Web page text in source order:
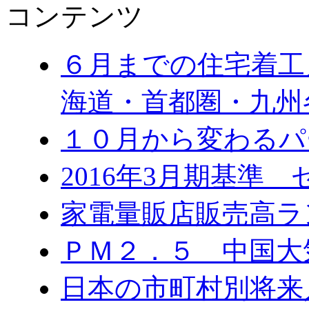
コンテンツ
６月までの住宅着
海道・首都圏・九
１０月から変わ
2016年3月期基準
家電量販店販売高
ＰＭ２．５ 中国大
日本の市町村別将